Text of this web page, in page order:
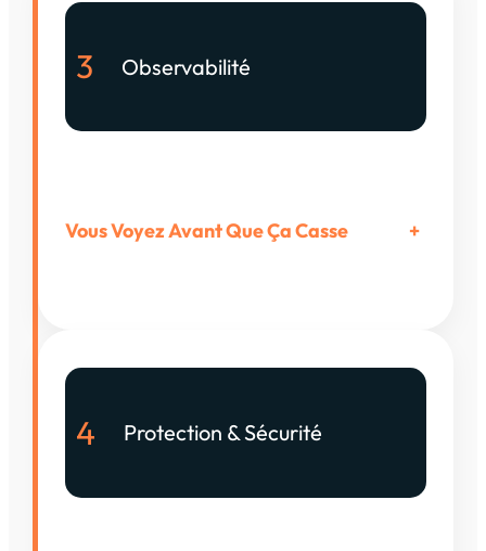
3 Observabilité
Vous Voyez Avant Que Ça Casse +
4 Protection & Sécurité